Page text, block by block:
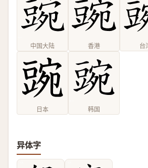
中国大陆 香港 台
日本 韩国
异体字